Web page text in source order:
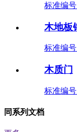
标准编
木地板
标准编
木质门
标准编
同系列文档